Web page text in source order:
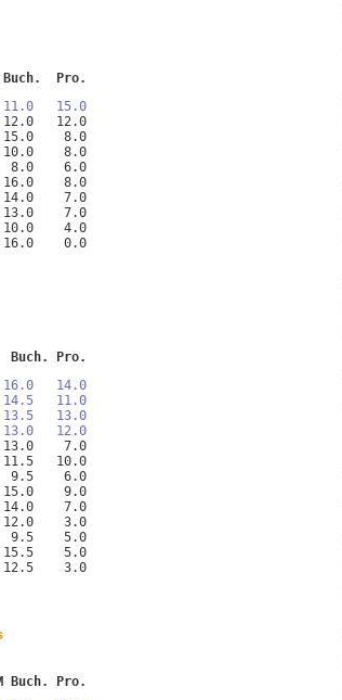
Pro.
15.0
12.0   12.0
8.0
8.0
8.0    6.0
8.0
7.0
13.0    7.0
4.0
16.0    0.0
Pro.
14.0
11.0
13.5   13.0
12.0
7.0
10.0
9.5    6.0
15.0    9.0
7.0
12.0    3.0
9.5    5.0
5.0
3.0
Pro.